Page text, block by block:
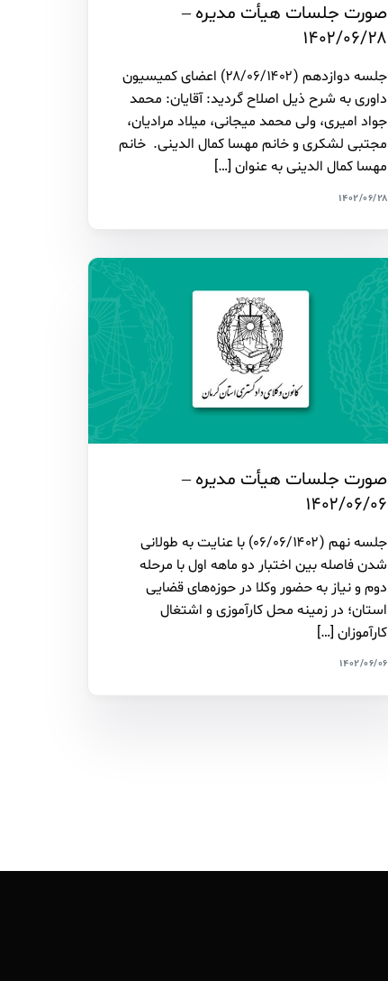
صورت جلسات هیأت مدیره –
۱۴۰۲/۰۶/۲۸
جلسه دوازدهم (۲۸/۰۶/۱۴۰۲) اعضای کمیسیون
داوری به شرح ذیل اصلاح گردید: آقایان: محمد
جواد امیری، ولی محمد میجانی، میلاد مرادیان،
مجتبی لشکری و خانم مهسا کمال الدینی. خانم
مهسا کمال الدینی به عنوان […]
۱۴۰۲/۰۶/۲۸
صورت جلسات هیأت مدیره –
۱۴۰۲/۰۶/۰۶
جلسه نهم (۰۶/۰۶/۱۴۰۲) با عنایت به طولانی
شدن فاصله بین اختبار دو ماهه اول با مرحله
دوم و نیاز به حضور وکلا در حوزه‌های قضایی
استان؛ در زمینه محل کارآموزی و اشتغال
کارآموزان […]
۱۴۰۲/۰۶/۰۶